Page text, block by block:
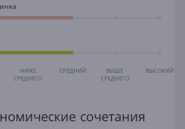
НИЖЕ
СРЕДНЕГО
СРЕДНИЙ
ВЫШЕ
СРЕДНЕГО
ВЫСОКИЙ
сочетания